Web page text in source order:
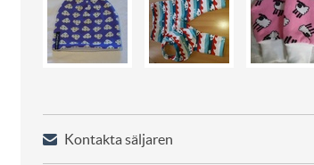
Kontakta säljaren